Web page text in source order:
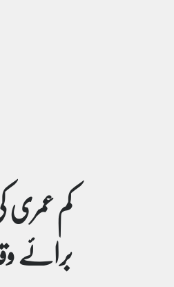
کم
برائے